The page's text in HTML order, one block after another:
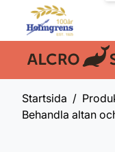
En del av:
Startsida
Behandla altan